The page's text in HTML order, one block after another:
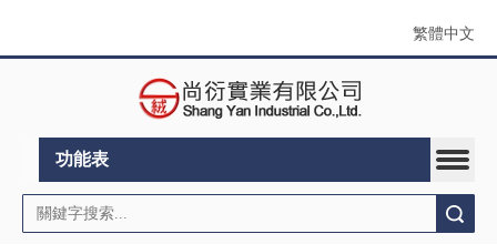
繁體中文
功能表